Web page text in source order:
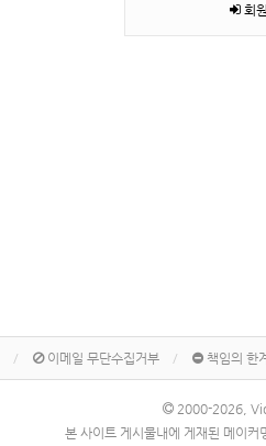
회
이메일 무단수집거부 책임의 한
2000-2026,
본 사이트 게시물내에 게재된 메이커